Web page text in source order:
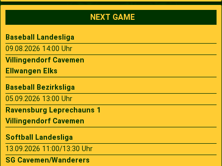
NEXT GAME
Baseball Landesliga
09.08.2026 14:00 Uhr
Villingendorf Cavemen
Ellwangen Elks
Baseball Bezirksliga
05.09.2026 13:00 Uhr
Ravensburg Leprechauns 1
Villingendorf Cavemen
Softball Landesliga
13.09.2026 11:00/13:30 Uhr
SG Cavemen/Wanderers